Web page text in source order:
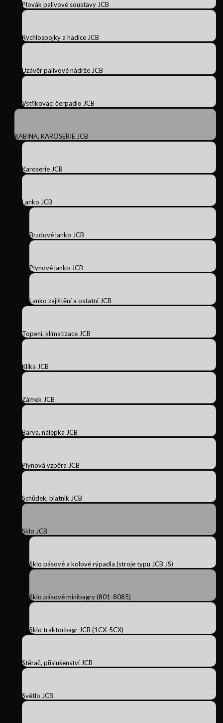
Plovák palivové soustavy JCB
Rychlospojky a hadice JCB
Uzávěr palivové nádrže JCB
Vstřikovací čerpadlo JCB
KABINA, KAROSERIE JCB
Karoserie JCB
Lanko JCB
Brzdové lanko JCB
Plynové lanko JCB
Lanko zajištění a ostatní JCB
Topení, klimatizace JCB
Klika JCB
Zámek JCB
Barva, nálepka JCB
Plynová vzpěra JCB
Schůdek, blatník JCB
Sklo JCB
Sklo pásové a kolové rýpadla (stroje typu JCB JS)
Sklo pásové minibagry (801-8085)
Sklo traktorbagr JCB (1CX-5CX)
Stěrač, příslušenství JCB
Světlo JCB